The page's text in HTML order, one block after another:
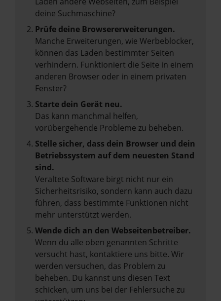
deine Suchmaschine?
Prüfe deine Browsererweiterungen.
Manche Erweiterungen, wie Werbeblocker,
können das Laden bestimmter Seiten
verhindern. Funktioniert die Seite in einem
anderen Browser oder in einem privaten
Fenster?
Starte dein Gerät neu.
Das kann manchmal helfen,
vorübergehende Probleme zu beheben.
Stelle sicher, dass dein Browser und dein
Betriebssystem auf dem neuesten Stand
sind.
Veraltete Software birgt nicht nur ein
Sicherheitsrisiko, sondern kann auch dazu
führen, dass bestimmte Funktionen nicht
mehr unterstützt werden.
Wende dich an den Webseitenbetreiber.
Wenn du alle oben genannten Schritte
versucht hast, kontaktiere uns bitte. Wir
werden versuchen, das Problem zu
beheben. Du kannst uns diesen Text
schicken, um uns bei der Fehlersuche zu